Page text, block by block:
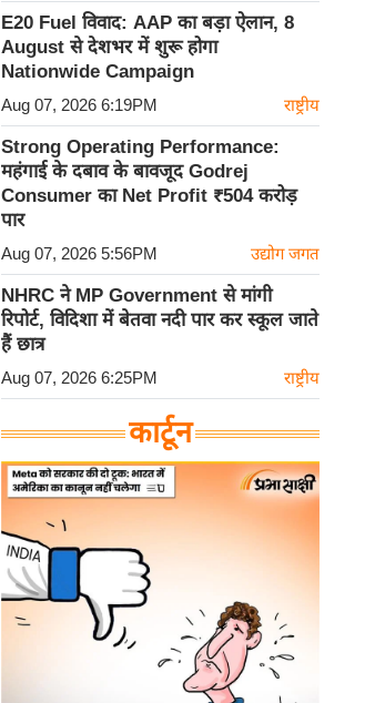
E20 Fuel विवाद: AAP का बड़ा ऐलान, 8
August से देशभर में शुरू होगा
Nationwide Campaign
Aug 07, 2026 6:19PM राष्ट्रीय
Strong Operating Performance:
महंगाई के दबाव के बावजूद Godrej
Consumer का Net Profit ₹504 करोड़
पार
Aug 07, 2026 5:56PM उद्योग जगत
NHRC ने MP Government से मांगी
रिपोर्ट, विदिशा में बेतवा नदी पार कर स्कूल जाते
हैं छात्र
Aug 07, 2026 6:25PM राष्ट्रीय
कार्टून